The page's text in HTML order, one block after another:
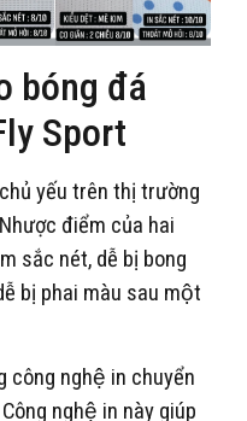
bóng đá
Sport
yếu trên thị trường
điểm của hai
sắc nét, dễ bị bong
bị phai màu sau một
công nghệ in chuyển
nghệ in này giúp